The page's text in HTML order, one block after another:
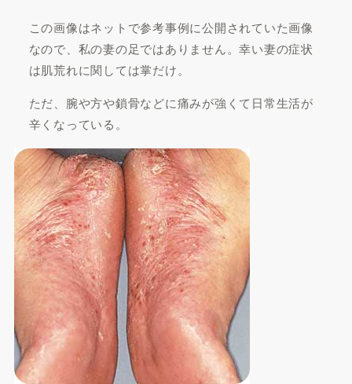
この画像はネットで参考事例に公開されていた画像
なので、私の妻の足ではありません。幸い妻の症状
は肌荒れに関しては掌だけ。
ただ、腕や方や鎖骨などに痛みが強くて日常生活が
辛くなっている。